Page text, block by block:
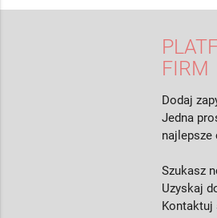
FIRM
Dodaj
Jedna
najlepsze
Szukasz
Uzyskaj
Kontaktuj